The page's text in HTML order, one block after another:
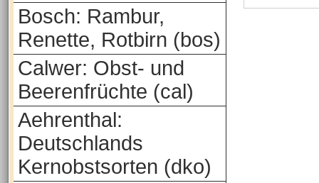
Bosch: Rambur,
Renette, Rotbirn (bos)
Calwer: Obst- und
Beerenfrüchte (cal)
Aehrenthal:
Deutschlands
Kernobstsorten (dko)